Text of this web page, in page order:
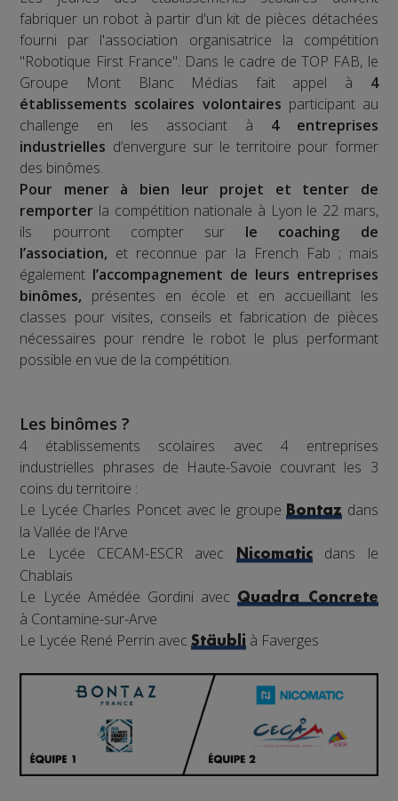
fabriquer un robot à partir d'un kit de pièces détachées
fourni par l'association organisatrice la compétition
"Robotique First France". Dans le cadre de TOP FAB, le
Groupe Mont Blanc Médias fait appel à 4
établissements scolaires volontaires participant au
challenge en les associant à 4 entreprises
industrielles d’envergure sur le territoire pour former
des binômes.
Pour mener à bien leur projet et tenter de
remporter la compétition nationale à Lyon le 22 mars,
ils pourront compter sur le coaching de
l’association, et reconnue par la French Fab ; mais
également l’accompagnement de leurs entreprises
binômes, présentes en école et en accueillant les
classes pour visites, conseils et fabrication de pièces
nécessaires pour rendre le robot le plus performant
possible en vue de la compétition.
Les binômes ?
4 établissements scolaires avec 4 entreprises
industrielles phrases de Haute-Savoie couvrant les 3
coins du territoire :
Le Lycée Charles Poncet avec le groupe Bontaz dans
la Vallée de l'Arve
Le Lycée CECAM-ESCR avec
Nicomaticdans le
Chablais
Le Lycée Amédée Gordini avecQuadra Concrete
à Contamine-sur-Arve
Le Lycée René Perrin avecStäubli à Faverges